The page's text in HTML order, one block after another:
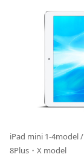
iPad mini 1-4model
8Plus・X model